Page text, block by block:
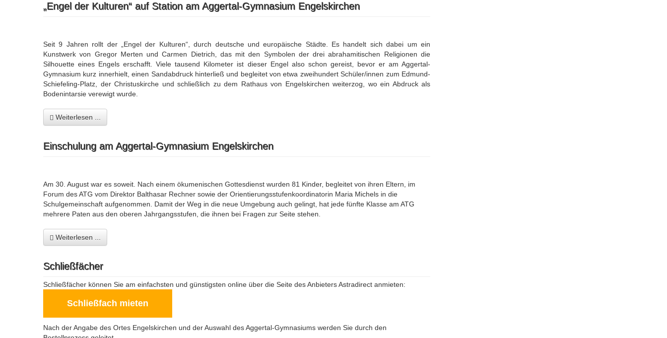
„Engel der Kulturen“ auf Station am Aggertal-Gymnasium Engelskirchen
Seit 9 Jahren rollt der „Engel der Kulturen“, durch deutsche und europäische Städte. Es handelt sich dabei um ein
Kunstwerk von Gregor Merten und Carmen Dietrich, das mit den Symbolen der drei abrahamitischen Religionen die
Silhouette eines Engels erschafft. Viele tausend Kilometer ist dieser Engel also schon gereist, bevor er am Aggertal-
Gymnasium kurz innerhielt, einen Sandabdruck hinterließ und begleitet von etwa zweihundert Schüler/innen zum Edmund-
Schiefeling-Platz, der Christuskirche und schließlich zu dem Rathaus von Engelskirchen weiterzog, wo ein Abdruck als
Bodenintarsie verewigt wurde.
Weiterlesen ...
Einschulung am Aggertal-Gymnasium Engelskirchen
Am 30. August war es soweit. Nach einem ökumenischen Gottesdienst wurden 81 Kinder, begleitet von ihren Eltern, im
Forum des ATG vom Direktor Balthasar Rechner sowie der Orientierungsstufenkoordinatorin Maria Michels in die
Schulgemeinschaft aufgenommen. Damit der Weg in die neue Umgebung auch gelingt, hat jede fünfte Klasse am ATG
mehrere Paten aus den oberen Jahrgangsstufen, die ihnen bei Fragen zur Seite stehen.
Weiterlesen ...
Schließfächer
Schließfächer können Sie am einfachsten und günstigsten online über die Seite des Anbieters Astradirect anmieten:
Schließfach mieten
Nach der Angabe des Ortes Engelskirchen und der Auswahl des Aggertal-Gymnasiums werden Sie durch den